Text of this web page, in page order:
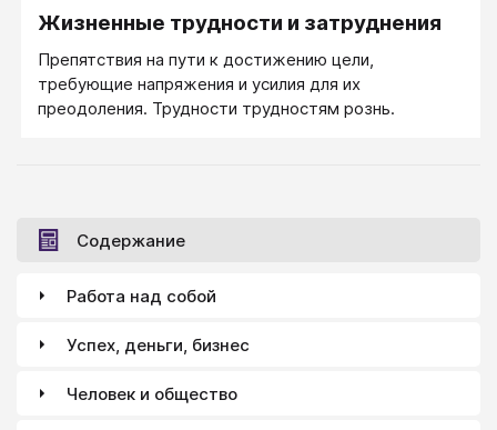
Жизненные трудности и затруднения
Препятствия на пути к достижению цели,
требующие напряжения и усилия для их
преодоления. Трудности трудностям рознь.
Содержание
Работа над собой
Успех, деньги, бизнес
Человек и общество